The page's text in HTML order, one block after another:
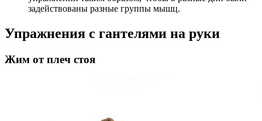
задействованы разные группы мышц.
Упражнения с гантелями на руки
Жим от плеч стоя